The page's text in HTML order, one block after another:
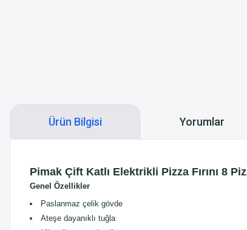
Ürün Bilgisi Yorumlar
Pimak Çift Katlı Elektrikli Pizza Fırını 8
Genel Özellikler
Paslanmaz çelik gövde
Ateşe dayanıklı tuğla